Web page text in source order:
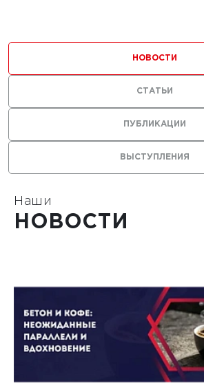
ВЫСТУПЛЕНИЯ
ПУБЛИКАЦИИ
НОВОСТИ
СТАТЬИ
Наши
НОВОСТИ